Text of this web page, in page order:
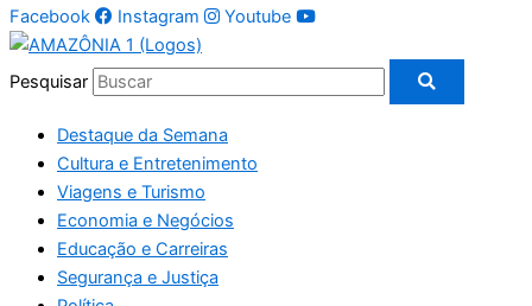
Facebook
Instagram Youtube
Pesquisar
Destaque da Semana
Cultura e Entretenimento
Viagens e Turismo
Economia e Negócios
Educação e Carreiras
Segurança e Justiça